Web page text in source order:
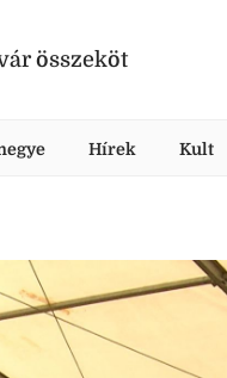
összeköt
Hírek Kult